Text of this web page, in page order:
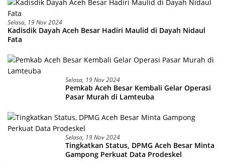
Selasa, 19 Nov 2024
Kadisdik Dayah Aceh Besar Hadiri Maulid di Dayah Nidaul
Fata
Selasa, 19 Nov 2024
Pemkab Aceh Besar Kembali Gelar Operasi
Pasar Murah di Lamteuba
Selasa, 19 Nov 2024
Tingkatkan Status, DPMG Aceh Besar Minta
Gampong Perkuat Data Prodeskel